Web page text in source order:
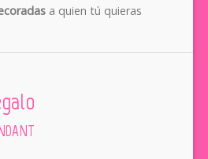
a quien tú quieras